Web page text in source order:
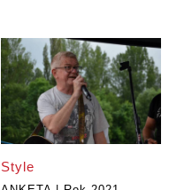
Style